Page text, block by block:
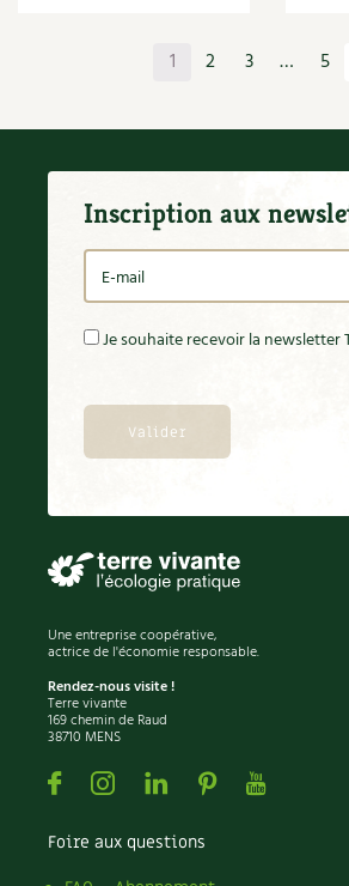
1 2 3 … 5
Inscription aux
Je souhaite recevoir la newsletter
Une entreprise coopérative,
actrice de l'économie responsable.
Rendez-nous visite !
Terre vivante
169 chemin de Raud
38710 MENS
FacebookInstagramLinkedin
PinterestYoutube
Foire aux questions